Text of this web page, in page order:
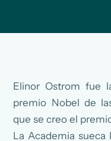
Elinor Ostrom fue
premio Nobel de
que se creo el
La Academia sueca